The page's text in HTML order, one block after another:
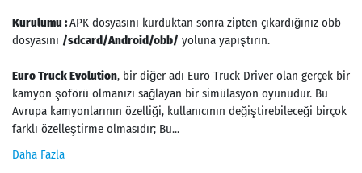
Kurulumu :APK dosyasını kurduktan sonra zipten çıkardığınız obb
dosyasını /sdcard/Android/obb/ yoluna yapıştırın.
Euro Truck Evolution, bir diğer adı Euro Truck Driver olan gerçek bir
kamyon şoförü olmanızı sağlayan bir simülasyon oyunudur. Bu
Avrupa kamyonlarının özelliği, kullanıcının değiştirebileceği birçok
farklı özelleştirme olmasıdır; Bu...
Daha Fazla